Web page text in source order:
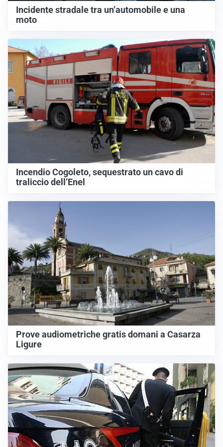
Incidente stradale tra un’automobile e una
moto
Incendio Cogoleto, sequestrato un cavo di
traliccio dell’Enel
Prove audiometriche gratis domani a Casarza
Ligure